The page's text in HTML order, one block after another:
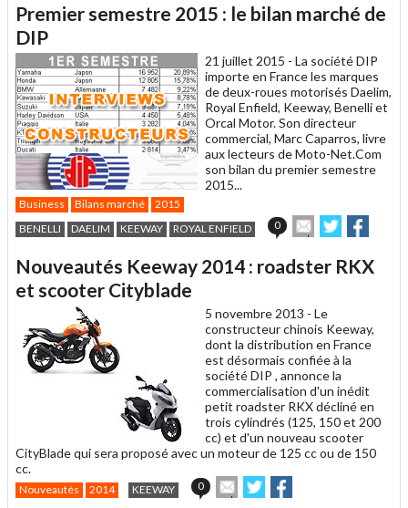
à
un
ami
Premier semestre 2015 : le bilan marché de
DIP
21 juillet 2015 - La société DIP
importe en France les marques
de deux-roues motorisés Daelim,
Royal Enfield, Keeway, Benelli et
Orcal Motor. Son directeur
commercial, Marc Caparros, livre
aux lecteurs de Moto-Net.Com
son bilan du premier semestre
2015...
Business Bilans marché
2015
BENELLI
DAELIM KEEWAY ROYAL ENFIELD 0
Envoyer
cet
à
Partager
sur sur
Nouveautés Keeway 2014 : roadster RKX
et scooter Cityblade
5 novembre 2013 - Le
constructeur chinois Keeway,
dont la distribution en France
est désormais confiée à la
société DIP , annonce la
commercialisation d'un inédit
petit roadster RKX décliné en
trois cylindrés (125, 150 et 200
cc) et d'un nouveau scooter
CityBlade qui sera proposé avec un moteur de 125 cc ou de 150
cc.
Nouveautés 2014 KEEWAY 0
Envoyer
cet
Partager
sur sur